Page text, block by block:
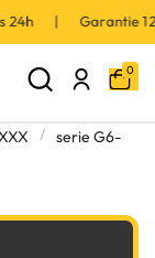
24h | Garantie
0
serie G6-